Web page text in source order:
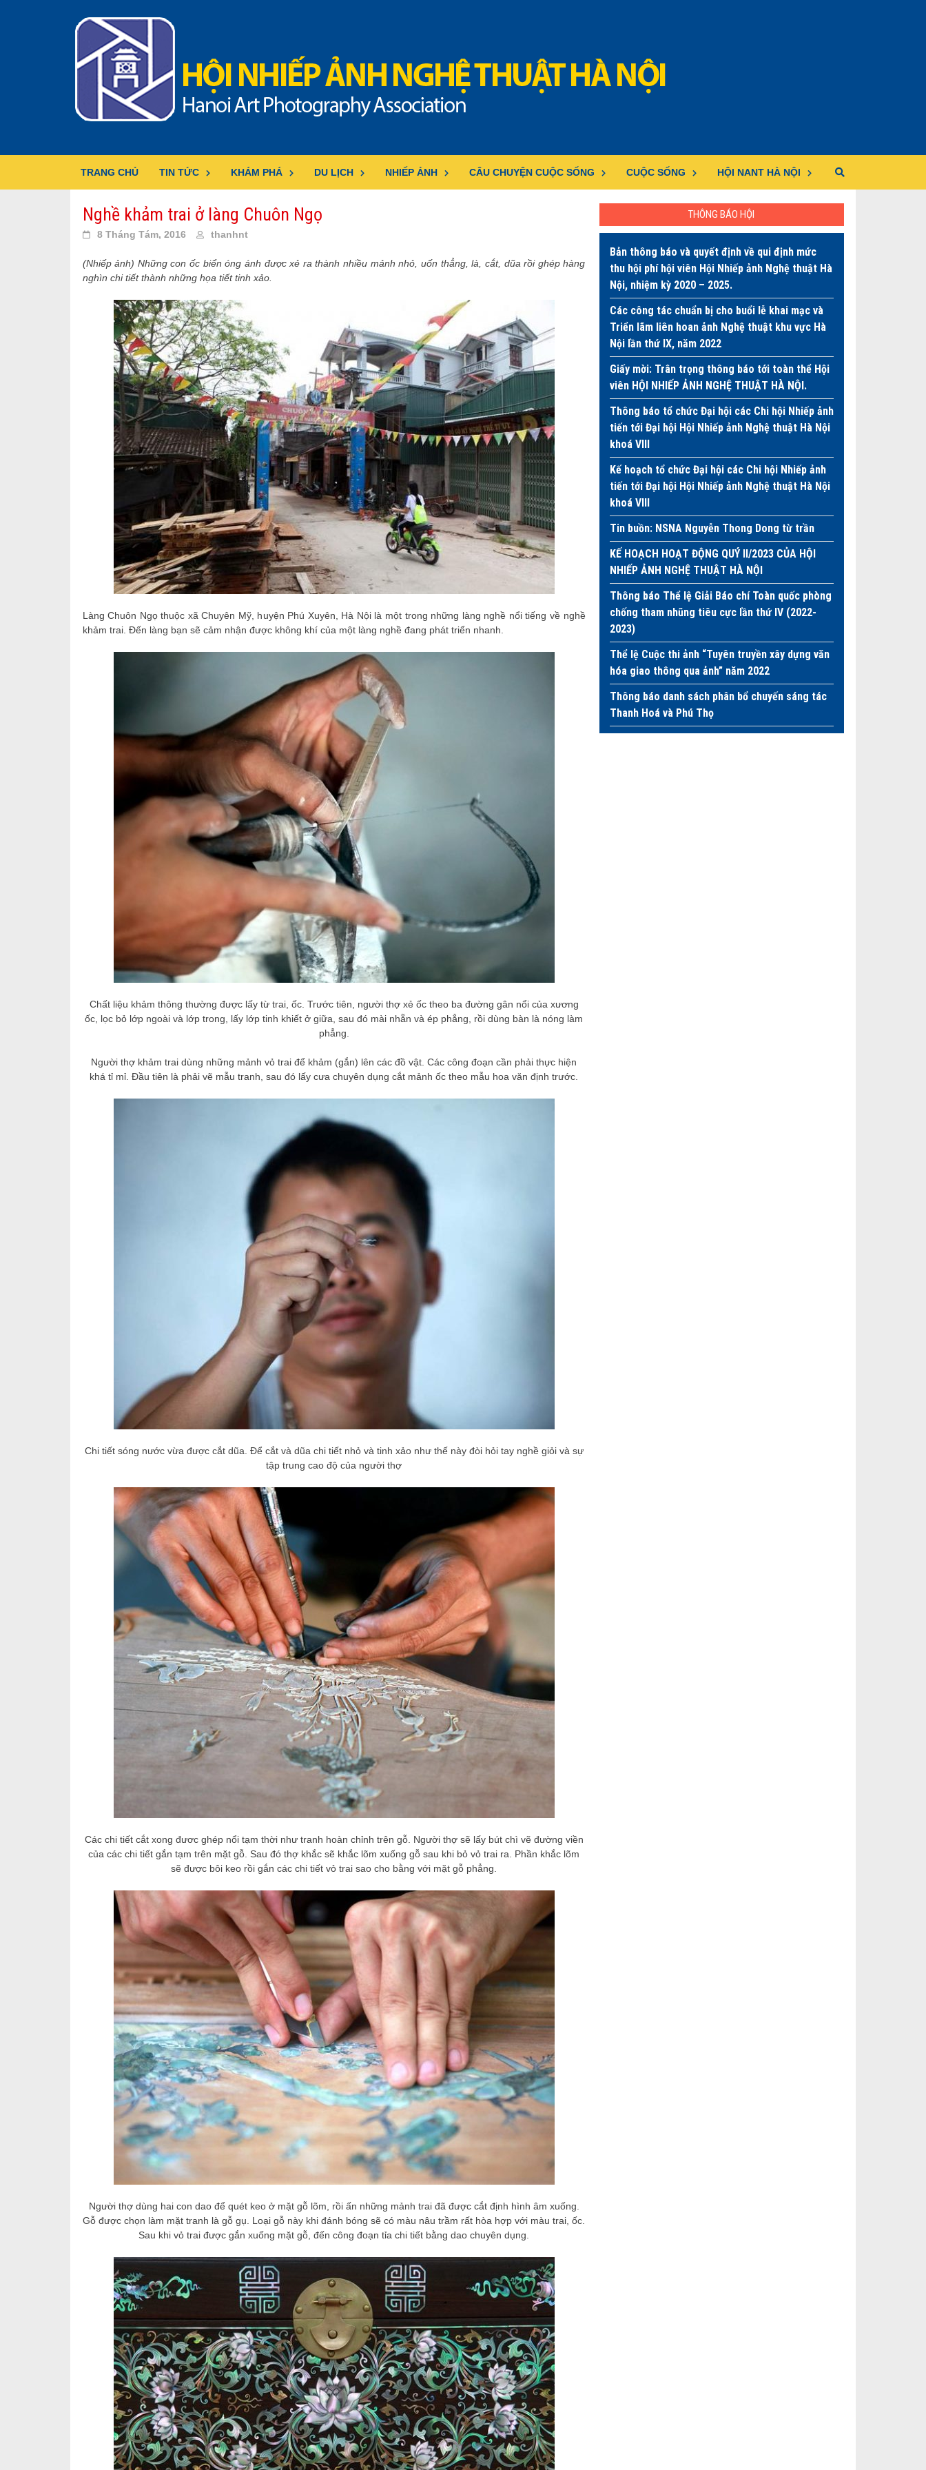
TRANG CHỦ TIN TỨC KHÁM PHÁ DU LỊCH NHIẾP ẢNH CÂU CHUYỆN CUỘC SỐNG CUỘC SỐNG HỘI NANT HÀ NỘI
Nghề khảm trai ở làng Chuôn Ngọ
8 Tháng Tám, 2016 thanhnt
(Nhiếp ảnh) Những con ốc biển óng ánh được xẻ ra thành nhiều mảnh nhỏ, uốn thẳng, là, cắt, dũa rồi ghép hàng
nghìn chi tiết thành những họa tiết tinh xảo.
Làng Chuôn Ngọ thuộc xã Chuyên Mỹ, huyện Phú Xuyên, Hà Nội là một trong những làng nghề nổi tiếng về nghề
khảm trai. Đến làng bạn sẽ cảm nhận được không khí của một làng nghề đang phát triển nhanh.
Chất liệu khảm thông thường được lấy từ trai, ốc. Trước tiên, người thợ xẻ ốc theo ba đường gân nổi của xương
ốc, lọc bỏ lớp ngoài và lớp trong, lấy lớp tinh khiết ở giữa, sau đó mài nhẵn và ép phẳng, rồi dùng bàn là nóng làm
phẳng.
Người thợ khảm trai dùng những mảnh vỏ trai để khảm (gắn) lên các đồ vật. Các công đoạn cần phải thực hiện
khá tỉ mỉ. Đầu tiên là phải vẽ mẫu tranh, sau đó lấy cưa chuyên dụng cắt mảnh ốc theo mẫu hoa văn định trước.
Chi tiết sóng nước vừa được cắt dũa. Để cắt và dũa chi tiết nhỏ và tinh xảo như thế này đòi hỏi tay nghề giỏi và sự
tập trung cao độ của người thợ
Các chi tiết cắt xong đươc ghép nổi tạm thời như tranh hoàn chỉnh trên gỗ. Người thợ sẽ lấy bút chì vẽ đường viền
của các chi tiết gắn tạm trên mặt gỗ. Sau đó thợ khắc sẽ khắc lõm xuống gỗ sau khi bỏ vỏ trai ra. Phần khắc lõm
sẽ được bôi keo rồi gắn các chi tiết vỏ trai sao cho bằng với mặt gỗ phẳng.
Người thợ dùng hai con dao để quét keo ở mặt gỗ lõm, rồi ấn những mảnh trai đã được cắt định hình âm xuống.
Gỗ được chọn làm mặt tranh là gỗ gụ. Loại gỗ này khi đánh bóng sẽ có màu nâu trầm rất hòa hợp với màu trai, ốc.
Sau khi vỏ trai được gắn xuống mặt gỗ, đến công đoạn tỉa chi tiết bằng dao chuyên dụng.
THÔNG BÁO HỘI
Bản thông báo và quyết định về qui định mức
thu hội phí hội viên Hội Nhiếp ảnh Nghệ thuật Hà
Nội, nhiệm kỳ 2020 – 2025.
Các công tác chuẩn bị cho buổi lễ khai mạc và
Triển lãm liên hoan ảnh Nghệ thuật khu vực Hà
Nội lần thứ IX, năm 2022
Giấy mời: Trân trọng thông báo tới toàn thể Hội
viên HỘI NHIẾP ẢNH NGHỆ THUẬT HÀ NỘI.
Thông báo tổ chức Đại hội các Chi hội Nhiếp ảnh
tiến tới Đại hội Hội Nhiếp ảnh Nghệ thuật Hà Nội
khoá VIII
Kế hoạch tổ chức Đại hội các Chi hội Nhiếp ảnh
tiến tới Đại hội Hội Nhiếp ảnh Nghệ thuật Hà Nội
khoá VIII
Tin buồn: NSNA Nguyễn Thong Dong từ trần
KẾ HOẠCH HOẠT ĐỘNG QUÝ II/2023 CỦA HỘI
NHIẾP ẢNH NGHỆ THUẬT HÀ NỘI
Thông báo Thể lệ Giải Báo chí Toàn quốc phòng
chống tham nhũng tiêu cực lần thứ IV (2022-
2023)
Thể lệ Cuộc thi ảnh “Tuyên truyền xây dựng văn
hóa giao thông qua ảnh” năm 2022
Thông báo danh sách phân bổ chuyến sáng tác
Thanh Hoá và Phú Thọ